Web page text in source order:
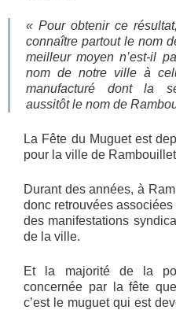
« Pour obtenir ce
connaître partout le nom
meilleur moyen n’est-il
nom de notre ville à
manufacturé dont la
aussitôt le nom de
La Fête du Muguet est
pour la ville de
Durant des années, à
donc retrouvées
des manifestations
de la ville.
Et la majorité de la
concernée par la fête
c’est le muguet qui est